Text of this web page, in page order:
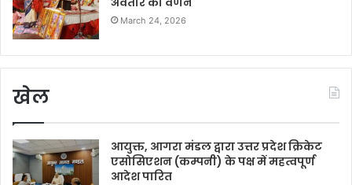
March 24, 2026
खेल
आयुक्त, आगरा मंडल द्वारा उत्तर प्रदेश क्रिकेट
एसोसिएशन (कम्पनी) के पक्ष में महत्वपूर्ण
आदेश पारित